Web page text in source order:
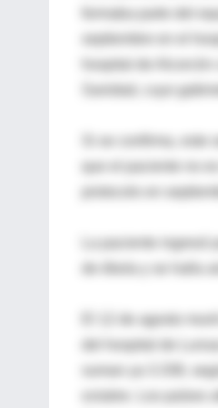
formaba parte del
Sanidad, cuyo
Si se confirma,
que el paciente no
protocolo en
La paciente
de ébola y se halla
El 12 de agosto
suman ya 3.338,
octubre. Los países